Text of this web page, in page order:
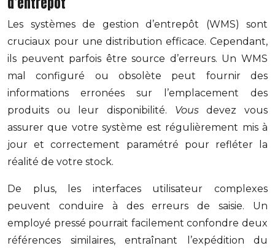
Les systèmes de gestion d’entrepôt (WMS) sont
cruciaux pour une distribution efficace. Cependant,
ils peuvent parfois être source d’erreurs. Un WMS
mal configuré ou obsolète peut fournir des
informations erronées sur l’emplacement des
produits ou leur disponibilité. Vousdevez vous
assurer que votre système est régulièrement mis à
jour et correctement paramétré pour refléter la
réalité de votre stock.
De plus, les interfaces utilisateur complexes
peuvent conduire à des erreurs de saisie. Un
employé pressé pourrait facilement confondre deux
références similaires, entraînant l’expédition du